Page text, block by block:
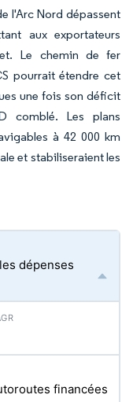
l'Arc Nord dépassent
aux exportateurs
Le chemin de fer
pourrait étendre cet
une fois son déficit
comblé. Les plans
à 42 000 km
et stabiliseraient les
dépenses
financées